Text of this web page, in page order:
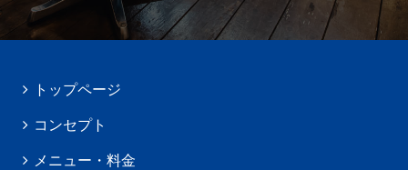
トップページ
コンセプト
メニュー・料金